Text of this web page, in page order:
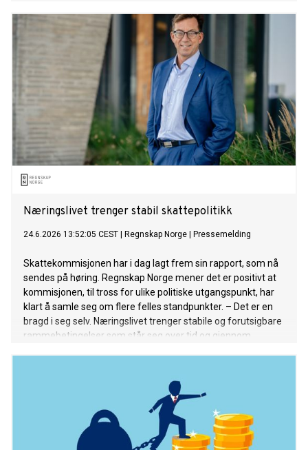
norske distriktsbedrifter.
Næringslivet trenger stabil skattepolitikk
24.6.2026 13:52:05 CEST Regnskap Norge Pressemelding
Skattekommisjonen har i dag lagt frem sin rapport, som nå
sendes på høring. Regnskap Norge mener det er positivt at
kommisjonen, til tross for ulike politiske utgangspunkt, har
klart å samle seg om flere felles standpunkter. – Det er en
bragd i seg selv. Næringslivet trenger stabile og forutsigbare
rammebetingelser som står seg over tid og gjennom